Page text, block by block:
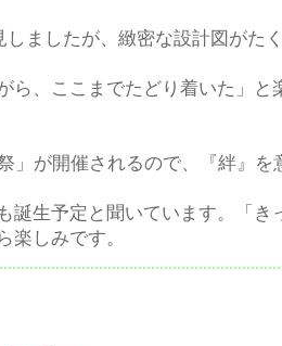
しましたが、緻密な設計図がた
ら、ここまでたどり着いた」
」が開催されるので、『絆』を
誕生予定と聞いています。「き
楽しみです。